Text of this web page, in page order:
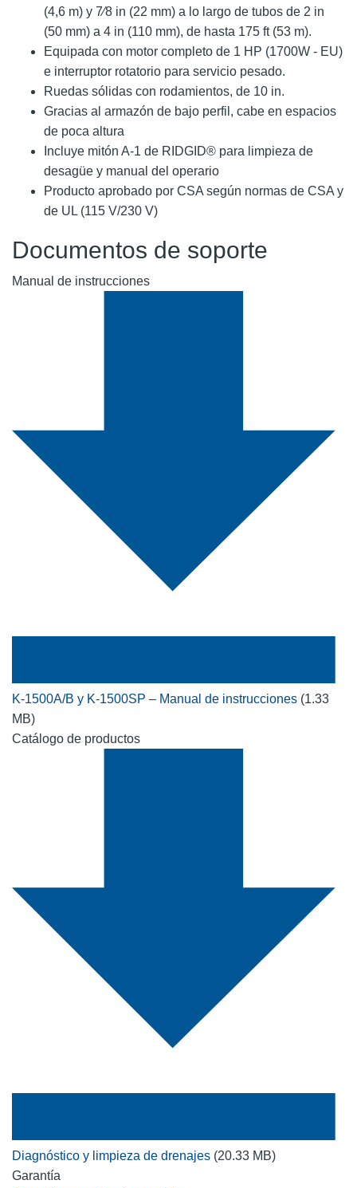
(4,6 m) y 7⁄8 in (22 mm) a lo largo de tubos de 2 in
(50 mm) a 4 in (110 mm), de hasta 175 ft (53 m).
Equipada con motor completo de 1 HP (1700W - EU)
e interruptor rotatorio para servicio pesado.
Ruedas sólidas con rodamientos, de 10 in.
Gracias al armazón de bajo perfil, cabe en espacios
de poca altura
Incluye mitón A-1 de RIDGID® para limpieza de
desagüe y manual del operario
Producto aprobado por CSA según normas de CSA y
de UL (115 V/230 V)
Documentos de soporte
Manual de instrucciones
K-1500A/B y K-1500SP – Manual de instrucciones (1.33
MB)
Catálogo de productos
Diagnóstico y limpieza de drenajes (20.33 MB)
Garantía